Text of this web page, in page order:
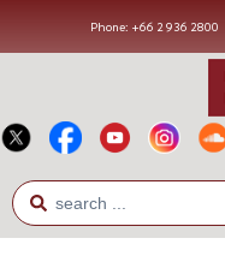
Phone: +66 2 936 2800